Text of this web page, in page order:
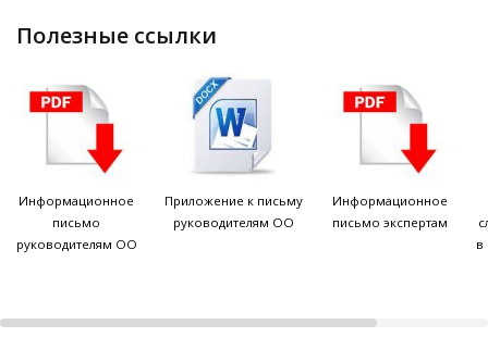
полезные ссылки
Информационное
письмо
руководителям ОО
Приложение к письму
руководителям ОО
Информационное
письмо экспертам
в